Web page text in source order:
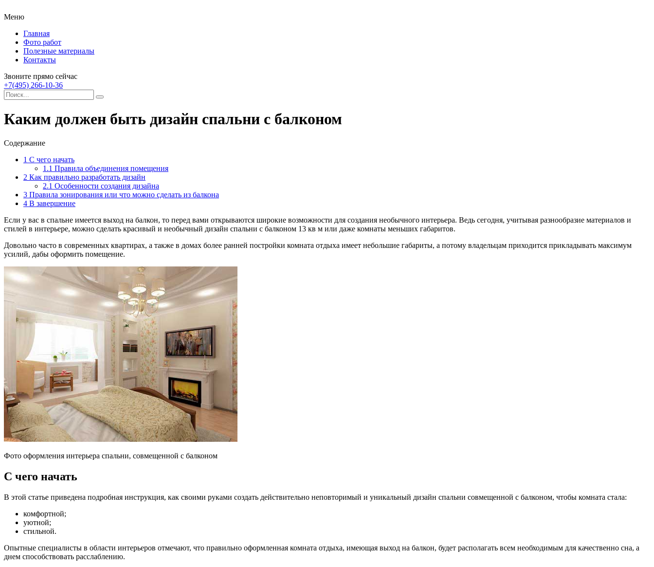
Меню
Главная
Фото работ
Полезные материалы
Контакты
Звоните прямо сейчас
+7(495) 266-10-36
Каким должен быть дизайн спальни с балконом
Содержание
1 С чего начать
1.1 Правила объединения помещения
2 Как правильно разработать дизайн
2.1 Особенности создания дизайна
3 Правила зонирования или что можно сделать из балкона
4 В завершение
Если у вас в спальне имеется выход на балкон, то перед вами открываются широкие возможности для создания необычного интерьера. Ведь сегодня, учитывая разнообразие материалов и
стилей в интерьере, можно сделать красивый и необычный дизайн спальни с балконом 13 кв м или даже комнаты меньших габаритов.
Довольно часто в современных квартирах, а также в домах более ранней постройки комната отдыха имеет небольшие габариты, а потому владельцам приходится прикладывать максимум
усилий, дабы оформить помещение.
Фото оформления интерьера спальни, совмещенной с балконом
С чего начать
В этой статье приведена подробная инструкция, как своими руками создать действительно неповторимый и уникальный дизайн спальни совмещенной с балконом, чтобы комната стала:
комфортной;
уютной;
стильной.
Опытные специалисты в области интерьеров отмечают, что правильно оформленная комната отдыха, имеющая выход на балкон, будет располагать всем необходимым для качественно сна, а
днем способствовать расслаблению.